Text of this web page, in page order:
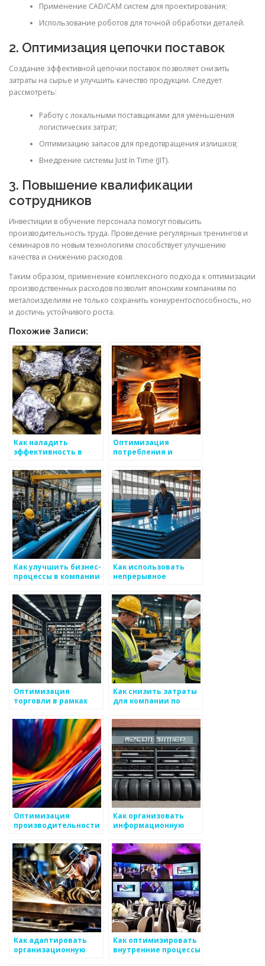
Применение CAD/CAM систем для проектирования;
Использование роботов для точной обработки деталей.
2. Оптимизация цепочки поставок
Создание эффективной цепочки поставок позволяет снизить
затраты на сырье и улучшить качество продукции. Следует
рассмотреть:
Работу с локальными поставщиками для уменьшения
логистических затрат;
Оптимизацию запасов для предотвращения излишков;
Внедрение системы Just In Time (JIT).
3. Повышение квалификации
сотрудников
Инвестиции в обучение персонала помогут повысить
производительность труда. Проведение регулярных тренингов и
семинаров по новым технологиям способствует улучшению
качества и снижению расходов.
Таким образом, применение комплексного подхода к оптимизации
производственных расходов позволит японским компаниям по
металоизделиям не только сохранить конкурентоспособность, но
и достичь устойчивого роста.
Похожие Записи:
Как наладить
эффективность в
системах для
металлоизделий
Оптимизация
потребления и
ресурсов при
производстве
металоизделий
Как улучшить бизнес-
процессы в компании
металлоизделий
Как использовать
непрерывное
для стратегии
увеличения выгоды
по металоизделиям
Оптимизация
торговли в рамках
по металоизделиям
Как снизить затраты
для компании по
Оптимизация
производительности
Как организовать
информационную
компаний по
металоизделиям
Как адаптировать
организационную
Как оптимизировать
внутренние процессы